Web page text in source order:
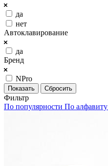
да
нет
Автоклавирование
да
Бренд
NPro
Сбросить
Фильтр
По популярности По алфавиту